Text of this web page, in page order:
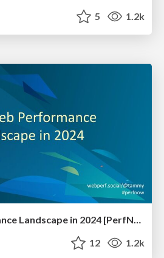
5 1.2k
The Web Performance Landscape in 2024 [PerfNow 2024]
12 1.2k